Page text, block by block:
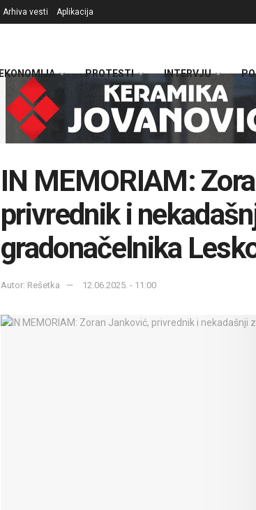
Arhiva vesti Aplikacija
EKONOMIJA PROTESTI INTERVJU
IN MEMORIAM:
privrednik i
gradonačelnika
Autor: Rešetka 12.06.2025. - 11:00